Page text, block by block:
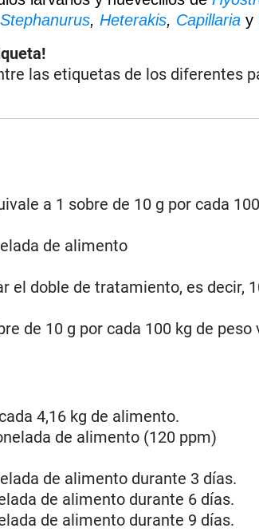
Stephanurus,Heterakis, Capillaria y
las etiquetas de los diferentes
a 1 sobre de 10 g por cada
de alimento
el doble de tratamiento, es decir,
de 10 g por cada 100 kg de peso
4,16 kg de alimento.
de alimento (120 ppm)
de alimento durante 3 días.
de alimento durante 6 días.
de alimento durante 9 días.